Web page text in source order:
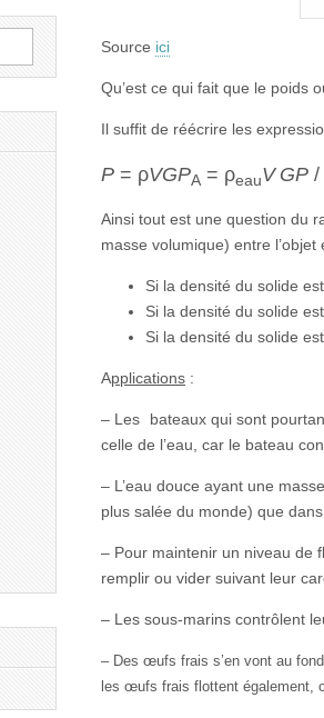
Source ici
Qu’est ce qui fait que le poids
Il suffit de réécrire les
P = ρVGPA = ρeauV GP /
Ainsi tout est une question du
masse volumique) entre l’objet
Si la densité du solide
Si la densité du solide
Si la densité du solide
Applications :
– Les bateaux qui sont
celle de l’eau, car le bateau
– L’eau douce ayant une
plus salée du monde) que
– Pour maintenir un niveau de
remplir ou vider suivant leur
– Les sous-marins contrôlent
– Des œufs frais s’en vont au
les œufs frais flottent également,